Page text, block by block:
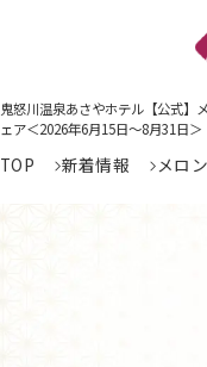
鬼怒川温泉あさやホテル【公式】
ェア＜2026年6月15日～8月31日＞
TOP 新着情報 メロ